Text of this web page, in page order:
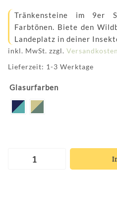
Tränkensteine im 9er
Farbtönen. Biete den
Landeplatz in deiner
inkl. MwSt. zzgl. Versandkosten
Lieferzeit: 1-3 Werktage
Glasurfarben